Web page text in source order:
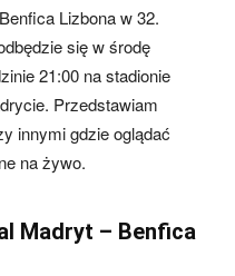
Lizbona w 32.
się w środę
21:00 na stadionie
Przedstawiam
innymi gdzie oglądać
na żywo.
Madryt – Benfica